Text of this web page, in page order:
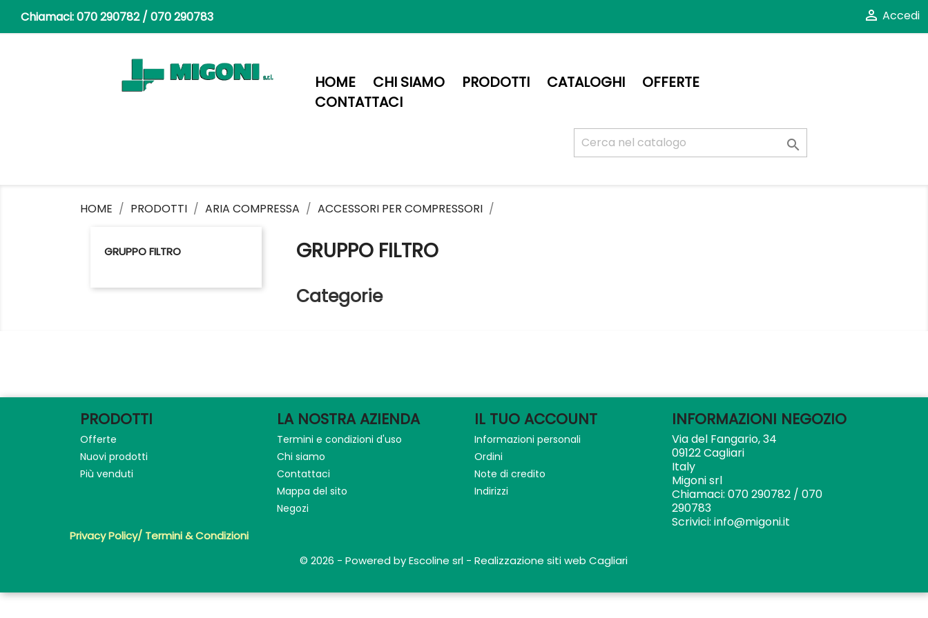
Chiamaci:070 290782 / 070 290783  Accedi
HOME CHI SIAMO PRODOTTI CATALOGHI
OFFERTE
CONTATTACI

HOME PRODOTTI ARIA COMPRESSA ACCESSORI PER COMPRESSORI
GRUPPO FILTRO GRUPPO FILTRO
Categorie
PRODOTTI
Offerte
Nuovi prodotti
Più venduti
LA NOSTRA AZIENDA
Termini e condizioni d'uso
Chi siamo
Contattaci
Mappa del sito
Negozi
IL TUO ACCOUNT
Informazioni personali
Ordini
Note di credito
Indirizzi
INFORMAZIONI NEGOZIO
Via del Fangario, 34
09122 Cagliari
Italy
Migoni srl
Chiamaci: 070 290782 / 070
290783
Scrivici: info@migoni.it
Privacy Policy/ Termini & Condizioni
© 2026 - Powered by Escoline srl - Realizzazione siti web Cagliari